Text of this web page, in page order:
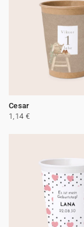
Cesar
1,14 €